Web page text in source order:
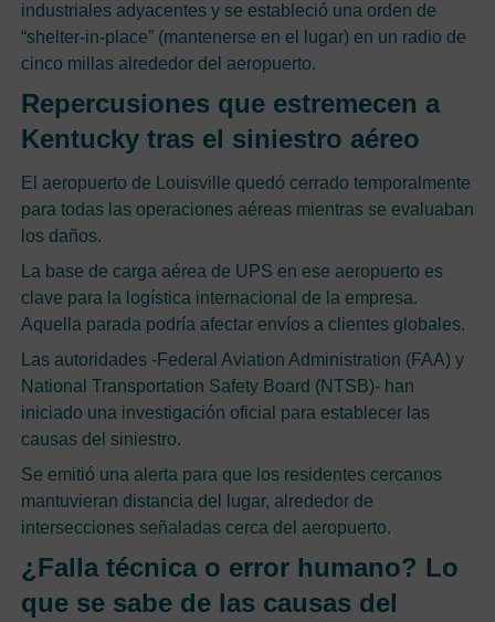
industriales adyacentes y se estableció una orden de
“shelter-in-place” (mantenerse en el lugar) en un radio de
cinco millas alrededor del aeropuerto.
Repercusiones que estremecen a
Kentucky tras el siniestro aéreo
El aeropuerto de Louisville quedó cerrado temporalmente
para todas las operaciones aéreas mientras se evaluaban
los daños.
La base de carga aérea de UPS en ese aeropuerto es
clave para la logística internacional de la empresa.
Aquella parada podría afectar envíos a clientes globales.
Las autoridades -Federal Aviation Administration (FAA) y
National Transportation Safety Board (NTSB)- han
iniciado una investigación oficial para establecer las
causas del siniestro.
Se emitió una alerta para que los residentes cercanos
mantuvieran distancia del lugar, alrededor de
intersecciones señaladas cerca del aeropuerto.
¿Falla técnica o error humano? Lo
que se sabe de las causas del